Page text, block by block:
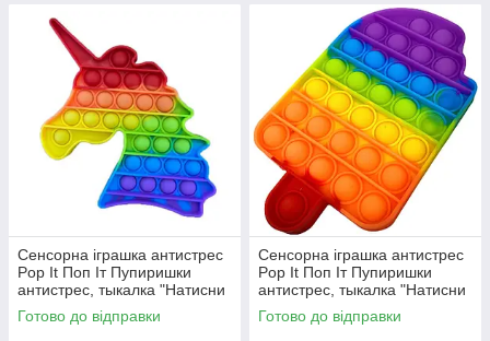
Сенсорна іграшка антистрес
Pop It Поп Іт Пупиришки
антистрес, тыкалка "Натисни
міхур" Єдиноріг
Готово до відправки
Сенсорна іграшка антистрес
Pop It Поп Іт Пупиришки
антистрес, тыкалка "Натисни
міхур" Морозиво
Готово до відправки